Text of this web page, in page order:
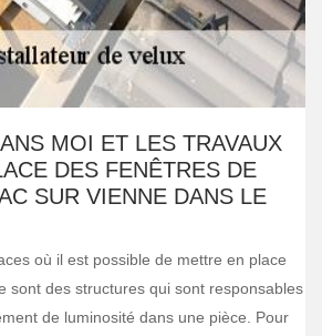
MOI ET LES TRAVAUX
DES FENÊTRES DE
SUR VIENNE DANS LE
où il est possible de mettre en place
sont des structures qui sont responsables
de luminosité dans une pièce. Pour